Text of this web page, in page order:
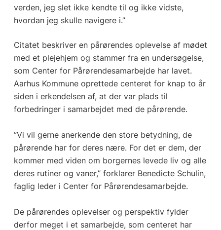
verden, jeg slet ikke kendte til og ikke vidste,
hvordan jeg skulle navigere i.”
Citatet beskriver en pårørendes oplevelse af mødet
med et plejehjem og stammer fra en undersøgelse,
som Center for Pårørendesamarbejde har lavet.
Aarhus Kommune oprettede centeret for knap to år
siden i erkendelsen af, at der var plads til
forbedringer i samarbejdet med de pårørende.
”Vi vil gerne anerkende den store betydning, de
pårørende har for deres nære. For det er dem, der
kommer med viden om borgernes levede liv og alle
deres rutiner og vaner,” forklarer Benedicte Schulin,
faglig leder i Center for Pårørendesamarbejde.
De pårørendes oplevelser og perspektiv fylder
derfor meget i et samarbejde, som centeret har